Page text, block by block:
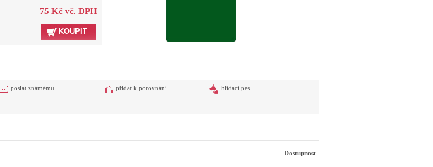
75 Kč vč. DPH
KOUPIT
poslat známému přidat k porovnání hlídací pes
Dostupnost